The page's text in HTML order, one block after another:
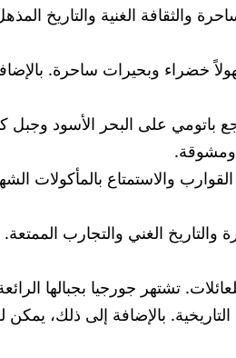
والثقافة الغنية والتاريخ
خضراء وبحيرات ساحرة.
باتومي على البحر الأسود
ومشوقة.
القوارب والاستمتاع
والتاريخ الغني والتجارب
تشتهر جورجيا بجبالها
بالإضافة إلى ذلك، يمكن